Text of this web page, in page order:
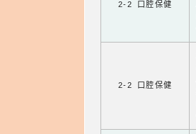
2-2 口腔保健
2-2 口腔保健